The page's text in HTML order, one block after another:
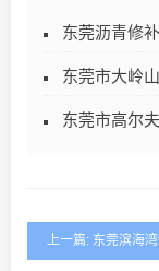
东莞沥青修
东莞市大岭
东莞市高尔
上一篇: 东莞滨海